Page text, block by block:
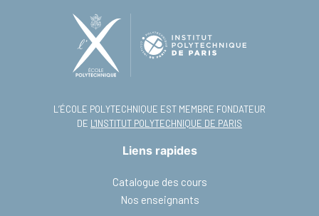
L’ÉCOLE POLYTECHNIQUE EST MEMBRE FONDATEUR
DE L'INSTITUT POLYTECHNIQUE DE PARIS
Liens rapides
Catalogue des cours
Nos enseignants